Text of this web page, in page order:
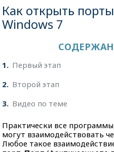
Как открыть
Windows 7
1
Первый этап
2 Второй этап
3 Видео по теме
Практически все
могут взаимодействовать
Любое такое